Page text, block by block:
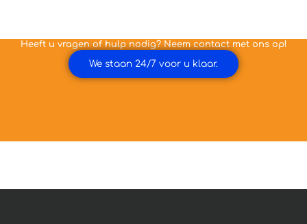
Heeft u vragen of hulp nodig? Neem contact met ons op!
We staan 24/7 voor u klaar.